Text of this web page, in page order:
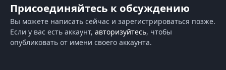
Присоединяйтесь к обсуждению
Вы можете написать сейчас и зарегистрироваться позже.
Если у вас есть аккаунт, авторизуйтесь, чтобы
опубликовать от имени своего аккаунта.